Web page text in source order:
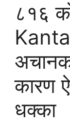
८१६
कारण
धक्का